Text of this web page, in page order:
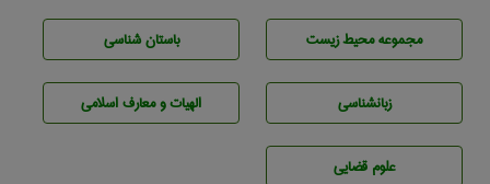
مجموعه محيط زيست باستان شناسی
زبانشناسی الهیات و معارف اسلامی
علوم قضایی